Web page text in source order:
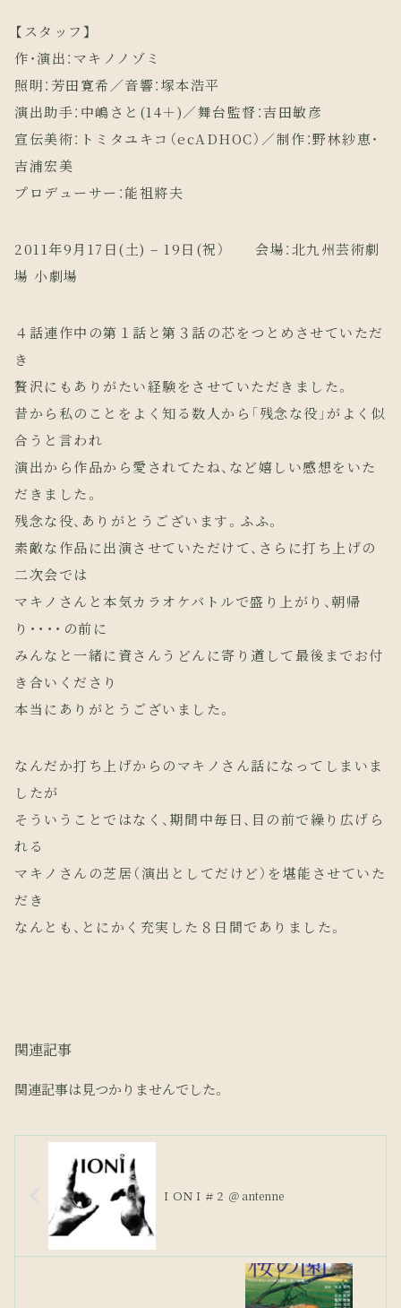
【スタッフ】
作・演出：マキノノゾミ
照明：芳田寛希／音響：塚本浩平
演出助手：中嶋さと(14＋)／舞台監督：吉田敏彦
宣伝美術：トミタユキコ（ecADHOC）／制作：野林紗恵・
吉浦宏美
プロデューサー：能祖將夫
2011年9月17日(土) – 19日(祝） 会場：北九州芸術劇
場 小劇場
４話連作中の第１話と第３話の芯をつとめさせていただ
き
贅沢にもありがたい経験をさせていただきました。
昔から私のことをよく知る数人から「残念な役」がよく似
合うと言われ
演出から作品から愛されてたね、など嬉しい感想をいた
だきました。
残念な役、ありがとうございます。ふふ。
素敵な作品に出演させていただけて、さらに打ち上げの
二次会では
マキノさんと本気カラオケバトルで盛り上がり、朝帰
り････の前に
みんなと一緒に資さんうどんに寄り道して最後までお付
き合いくださり
本当にありがとうございました。
なんだか打ち上げからのマキノさん話になってしまいま
したが
そういうことではなく、期間中毎日、目の前で繰り広げら
れる
マキノさんの芝居（演出としてだけど）を堪能させていた
だき
なんとも、とにかく充実した８日間でありました。
関連記事
関連記事は見つかりませんでした。
ＩＯＮＩ＃２ ＠ antenne